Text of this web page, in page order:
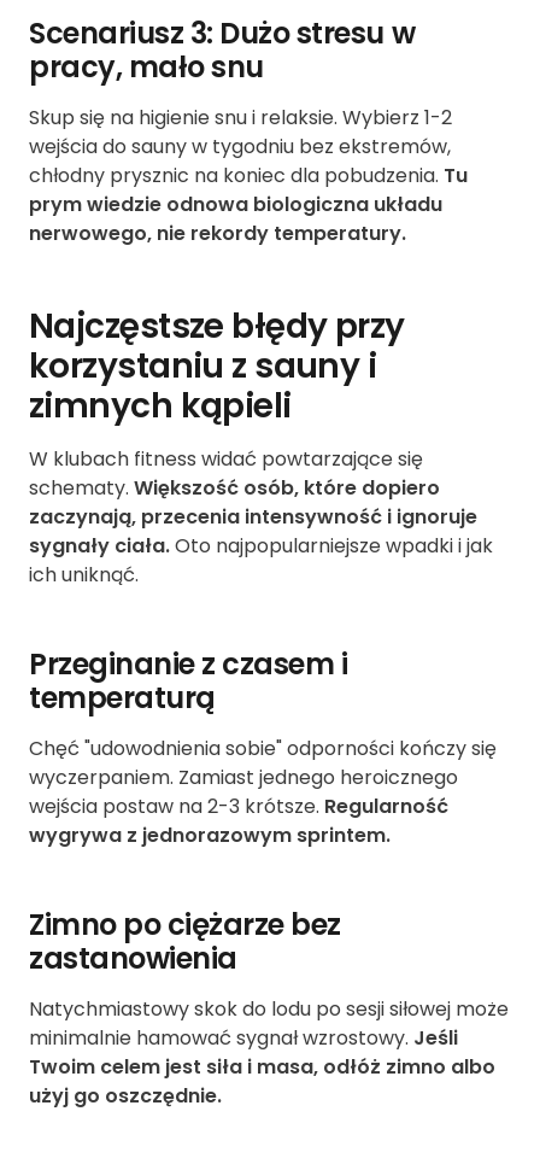
Scenariusz 3: Dużo stresu w
pracy, mało snu
Skup się na higienie snu i relaksie. Wybierz 1-2
wejścia do sauny w tygodniu bez ekstremów,
chłodny prysznic na koniec dla pobudzenia. Tu
prym wiedzie odnowa biologiczna układu
nerwowego, nie rekordy temperatury.
Najczęstsze błędy przy
korzystaniu z sauny i
zimnych kąpieli
W klubach fitness widać powtarzające się
schematy. Większość osób, które dopiero
zaczynają, przecenia intensywność i ignoruje
sygnały ciała.Oto najpopularniejsze wpadki i jak
ich uniknąć.
Przeginanie z czasem i
temperaturą
Chęć "udowodnienia sobie" odporności kończy się
wyczerpaniem. Zamiast jednego heroicznego
wejścia postaw na 2-3 krótsze. Regularność
wygrywa z jednorazowym sprintem.
Zimno po ciężarze bez
zastanowienia
Natychmiastowy skok do lodu po sesji siłowej może
minimalnie hamować sygnał wzrostowy. Jeśli
Twoim celem jest siła i masa, odłóż zimno albo
użyj go oszczędnie.